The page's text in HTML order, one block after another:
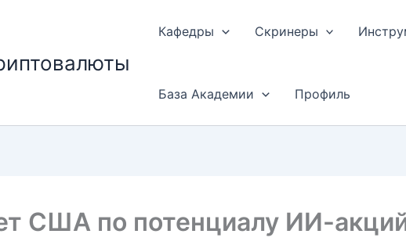
Кафедры Скринеры
База Академии Профиль
США по потенциалу ИИ-